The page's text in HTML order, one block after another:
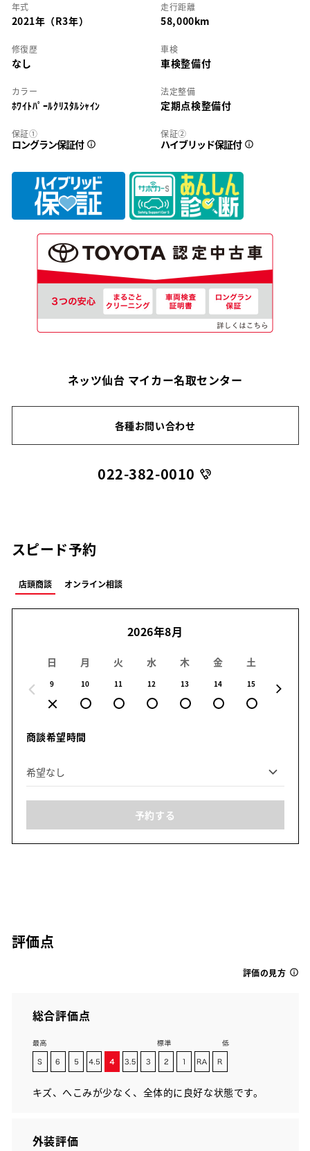
年式
2021年（R3年）
走行距離
58,000km
修復歴
なし
車検
車検整備付
カラー
ﾎﾜｲﾄﾊﾟｰﾙｸﾘｽﾀﾙｼｬｲﾝ
法定整備
定期点検整備付
保証①
ロングラン保証付
保証②
ハイブリッド保証付
ネッツ仙台 マイカー名取センター
各種お問い合わせ
022-382-0010
スピード予約
店頭商談 オンライン相談
2026年8月
日
9
月
10
火
11
水
12
木
13
金
14
土
15
商談希望時間
予約する
評価点
評価の見方
総合評価点
キズ、へこみが少なく、全体的に良好な状態です。
外装評価